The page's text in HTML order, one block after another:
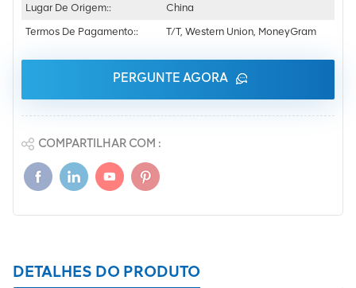
Lugar De Origem::
China
Termos De Pagamento::
T/T, Western Union, MoneyGram
PERGUNTE AGORA
COMPARTILHAR COM :
DETALHES DO PRODUTO